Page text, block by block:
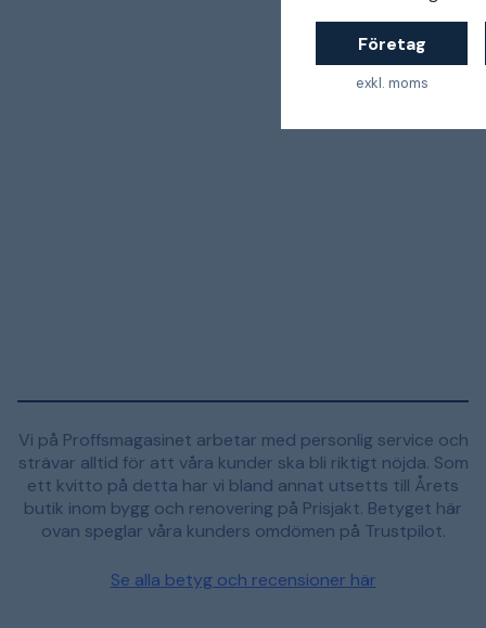
Företag
exkl. moms
Vi på Proffsmagasinet arbetar med personlig service och
strävar alltid för att våra kunder ska bli riktigt nöjda. Som
ett kvitto på detta har vi bland annat utsetts till Årets
butik inom bygg och renovering på Prisjakt. Betyget här
ovan speglar våra kunders omdömen på Trustpilot.
Se alla betyg och recensioner här